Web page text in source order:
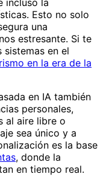
Esto no solo
una
estresante. Si te
en el
en la era de la
en IA también
personales,
al aire libre o
sea único y a
es la base
, donde la
en tiempo real.